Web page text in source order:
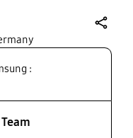
von selbst
diesen Monitor
: